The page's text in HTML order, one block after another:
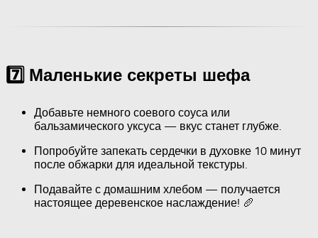
7️⃣ Маленькие секреты шефа
Добавьте немного соевого соуса или
бальзамического уксуса — вкус станет глубже.
Попробуйте запекать сердечки в духовке 10 минут
после обжарки для идеальной текстуры.
Подавайте с домашним хлебом — получается
настоящее деревенское наслаждение! 🥖